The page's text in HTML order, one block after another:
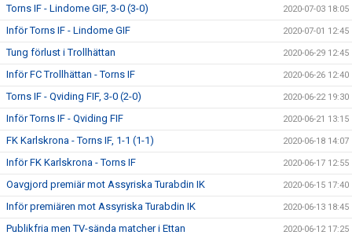
Torns IF - Lindome GIF, 3-0 (3-0) 2020-07-03 18:05
Inför Torns IF - Lindome GIF 2020-07-01 12:45
Tung förlust i Trollhättan 2020-06-29 12:45
Inför FC Trollhättan - Torns IF 2020-06-26 12:40
Torns IF - Qviding FIF, 3-0 (2-0) 2020-06-22 19:30
Inför Torns IF - Qviding FIF 2020-06-21 13:15
FK Karlskrona - Torns IF, 1-1 (1-1) 2020-06-18 14:07
Inför FK Karlskrona - Torns IF 2020-06-17 12:55
Oavgjord premiär mot Assyriska Turabdin IK 2020-06-15 17:40
Inför premiären mot Assyriska Turabdin IK 2020-06-13 18:45
Publikfria men TV-sända matcher i Ettan 2020-06-12 17:25